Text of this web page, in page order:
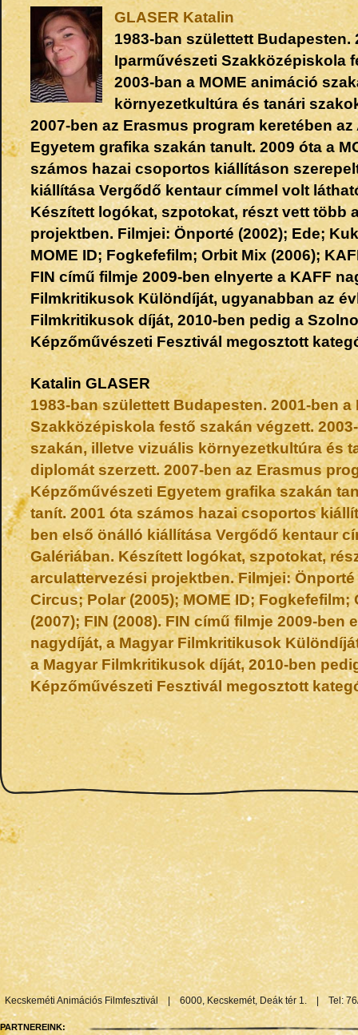
GLASER Katalin
1983-ban születtett Budapesten.
Iparművészeti Szakközépiskola
2003-ban a MOME animáció
környezetkultúra és tanári
2007-ben az Erasmus program keretében
Egyetem grafika szakán tanult. 2009 óta a
számos hazai csoportos kiállításon
kiállítása Vergődő kentaur címmel volt
Készített logókat, szpotokat, részt vett több
projektben. Filmjei: Önporté (2002); Ede;
MOME ID; Fogkefefilm; Orbit Mix (2006);
FIN című filmje 2009-ben elnyerte a KAFF
Filmkritikusok Különdíját, ugyanabban az
Filmkritikusok díját, 2010-ben pedig a
Képzőművészeti Fesztivál megosztott
Katalin GLASER
1983-ban születtett Budapesten. 2001-ben
Szakközépiskola festő szakán végzett.
szakán, illetve vizuális környezetkultúra és
diplomát szerzett. 2007-ben az Erasmus
Képzőművészeti Egyetem grafika szakán
tanít. 2001 óta számos hazai csoportos
ben első önálló kiállítása Vergődő kentaur
Galériában. Készített logókat, szpotokat,
arculattervezési projektben. Filmjei:
Circus; Polar (2005); MOME ID; Fogkefefilm;
(2007); FIN (2008). FIN című filmje 2009-ben
nagydíját, a Magyar Filmkritikusok
a Magyar Filmkritikusok díját, 2010-ben
Képzőművészeti Fesztivál megosztott
Kecskeméti Animációs Filmfesztivál | 6000, Kecskemét, Deák tér 1. Tel:
PARTNEREINK: